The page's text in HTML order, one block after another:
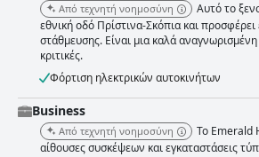
Από τεχνητή νοημοσύνη
Αυτό το
εθνική οδό Πρίστινα-Σκόπια και προσφέρει
στάθμευσης. Είναι μια καλά
κριτικές.
Φόρτιση ηλεκτρικών αυτοκινήτων
Business
Από τεχνητή νοημοσύνη
Το Emerald
αίθουσες συσκέψεων και εγκαταστάσεις